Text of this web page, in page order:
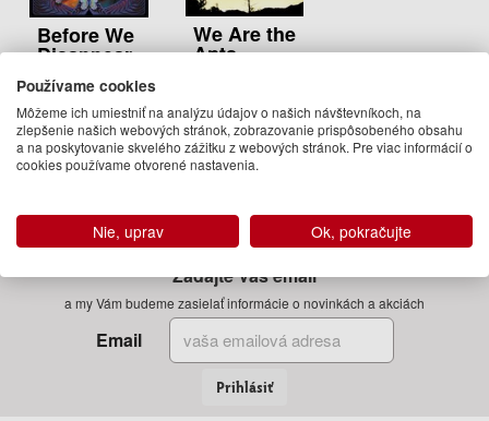
Before We
Disappear
Shaun David
18.95 €
Dodanie do
We Are the
Ants
13.50 €
Na
Zadajte Váš email
a my Vám budeme zasielať informácie o novinkách a akciách
Email
Prihlásiť
Používame cookies
Môžeme ich umiestniť na analýzu údajov o našich návštevníkoch, na
zlepšenie našich webových stránok, zobrazovanie prispôsobeného obsahu
a na poskytovanie skvelého zážitku z webových stránok. Pre viac informácií o
cookies používame otvorené nastavenia.
Nie, uprav Ok, pokračujte